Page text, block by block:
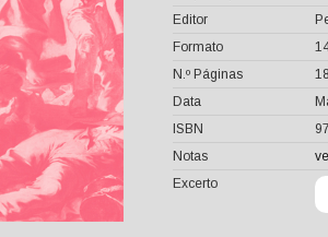
Editor
Formato
N.º Páginas
Data
ISBN
Notas
Excerto